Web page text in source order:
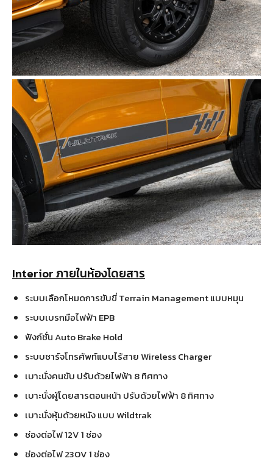
Interior ภายในห้องโดยสาร
ระบบเลือกโหมดการขับขี่ Terrain Management แบบหมุน
ระบบเบรกมือไฟฟ้า EPB
ฟังก์ชั่น Auto Brake Hold
ระบบชาร์จโทรศัพท์แบบไร้สาย Wireless Charger
เบาะนั่งคนขับ ปรับด้วยไฟฟ้า 8 ทิศทาง
เบาะนั่งผู้โดยสารตอนหน้า ปรับด้วยไฟฟ้า 8 ทิศทาง
เบาะนั่งหุ้มด้วยหนัง แบบ Wildtrak
ช่องต่อไฟ 12V 1 ช่อง
ช่องต่อไฟ 230V 1 ช่อง